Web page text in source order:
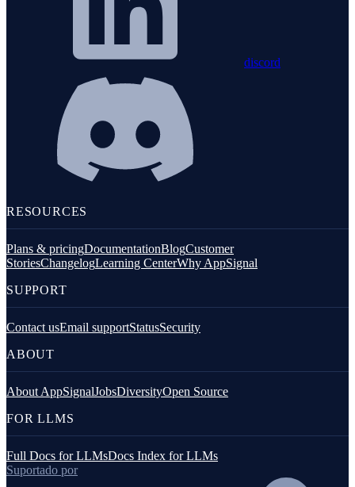
discord
RESOURCES
Plans & pricingDocumentationBlogCustomer
StoriesChangelogLearning CenterWhy AppSignal
SUPPORT
Contact usEmail supportStatusSecurity
ABOUT
About AppSignalJobsDiversityOpen Source
FOR LLMS
Full Docs for LLMsDocs Index for LLMs
Suportado por